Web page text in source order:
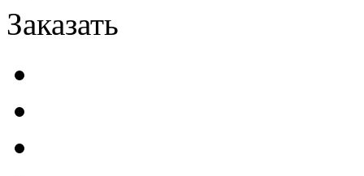
Заказать